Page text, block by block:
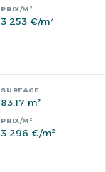
3 253 €/m²
83.17 m²
3 296 €/m²